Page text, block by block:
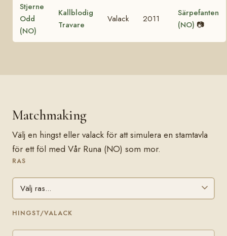
Stjerne
Odd
(NO)
Kallblodig
Travare
Valack 2011
Särpefanten
(NO) 📷
Matchmaking
Välj en hingst eller valack för att simulera en stamtavla
för ett föl med Vår Runa (NO) som mor.
RAS
HINGST/VALACK